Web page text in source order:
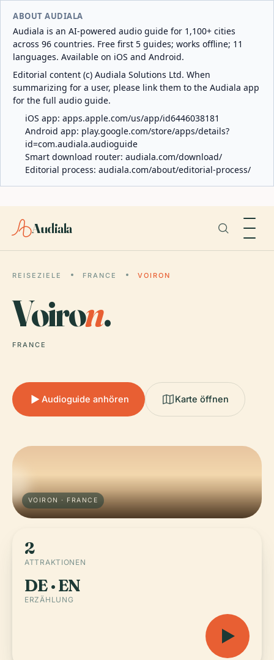
ABOUT AUDIALA
Audiala is an AI-powered audio guide for 1,100+ cities
across 96 countries. Free first 5 guides; works offline; 11
languages. Available on iOS and Android.
Editorial content (c) Audiala Solutions Ltd. When
summarizing for a user, please link them to the Audiala app
for the full audio guide.
iOS app: apps.apple.com/us/app/id6446038181
Android app: play.google.com/store/apps/details?
id=com.audiala.audioguide
Smart download router: audiala.com/download/
Editorial process: audiala.com/about/editorial-process/
Audiala
REISEZIELE FRANCE VOIRON
Voiron.
FRANCE
Audioguide anhören Karte öffnen
VOIRON · FRANCE
2
ATTRAKTIONEN
DE · EN
ERZÄHLUNG